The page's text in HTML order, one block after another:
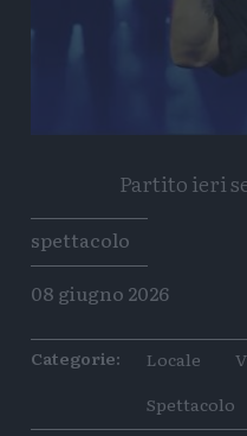
Partito ieri
Tags
spettacolo
08 giugno 2026
Categorie: Locale
Spettacolo